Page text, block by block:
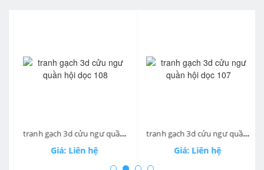
tranh gạch 3d cửu ngư quần hội dọc 108
Giá: Liên hệ
tranh gạch 3d cửu ngư quần hội dọc 107
Giá: Liên hệ